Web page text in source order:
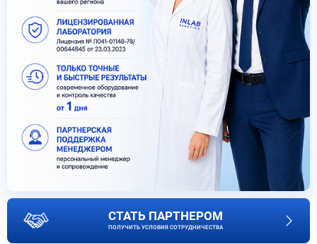
СТАТЬ ПАРТНЕРОМ
ПОЛУЧИТЬ УСЛОВИЯ СОТРУДНИЧЕСТВА